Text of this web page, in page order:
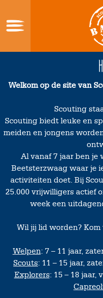
content
Wie zijn wij
Lid Worden?
Verhuur
Sociale Veiligheid
Contact
Welkom op de site van
Scouting
Scouting biedt leuke en
meiden en jongens
Al vanaf 7 jaar ben je
Beetsterzwaag waar je
activiteiten doet. Bij
25.000 vrijwilligers actief
week een
Wil jij lid worden?
Welpen: 7 – 11 jaar,
Scouts: 11 – 15 jaar,
Explorers: 15 – 18 jaar,